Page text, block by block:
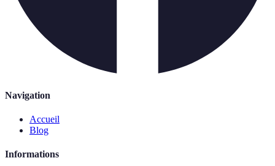
Navigation
Accueil
Blog
Informations